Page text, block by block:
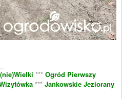
*** Ogród Pierwszy
*** Jankowskie Jeziorany